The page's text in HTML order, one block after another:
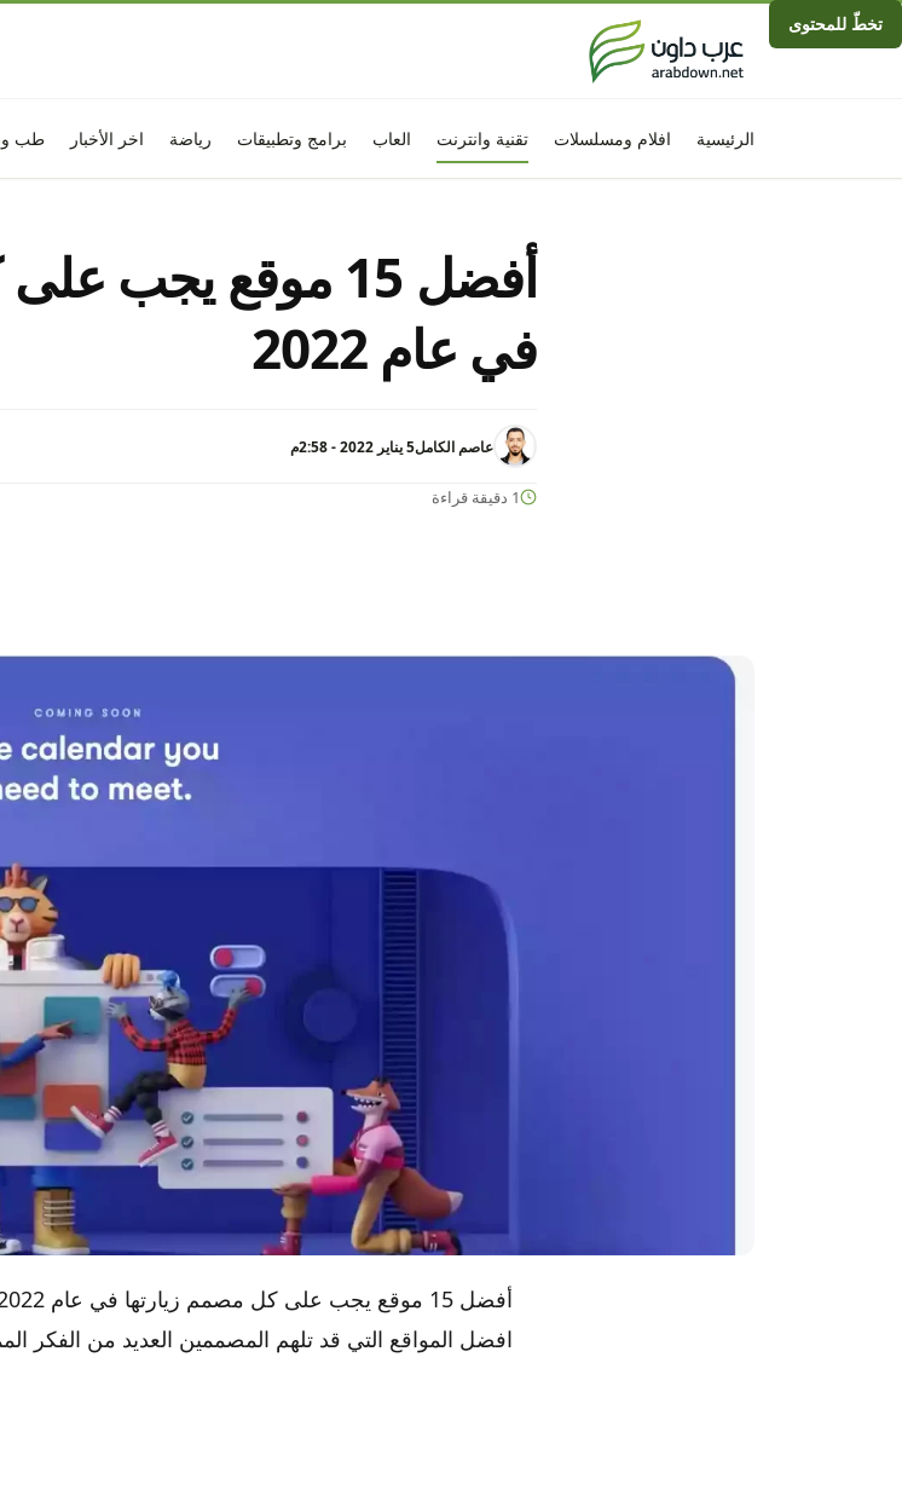
تخطّ للمحتوى
الرئيسية افلام ومسلسلات تقنية وانترنت العاب برامج وتطبيقات رياضة اخر الأخبار طب
أفضل 15 موقع يجب
في عام 2022
عاصم الكامل5 يناير 2022 - 2:58م
1 دقيقة قراءة
أفضل 15 موقع يجب على كل مصمم زيارتها في عام 2022
افضل المواقع التي قد تلهم المصممين العديد من الفكر